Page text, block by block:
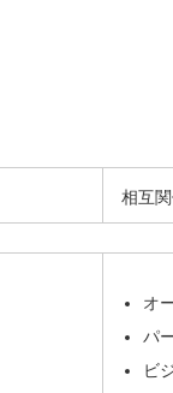
相互
オ
パ
ビ